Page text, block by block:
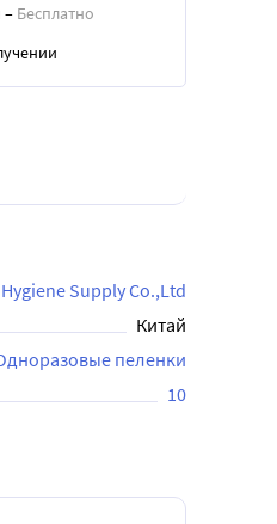
– Бесплатно
Supply Co.,Ltd
Китай
пеленки
10